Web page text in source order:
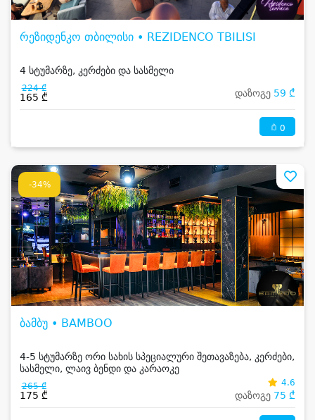
რეზიდენკო თბილისი • REZIDENCO TBILISI
4 სტუმარზე, კერძები და სასმელი
224 ₾
165 ₾ დაზოგე 59 ₾
0
-34%
ბამბუ • BAMBOO
4-5 სტუმარზე ორი სახის სპეციალური შეთავაზება, კერძები,
სასმელი, ლაივ ბენდი და კარაოკე
265 ₾
175 ₾
4.6
დაზოგე 75 ₾